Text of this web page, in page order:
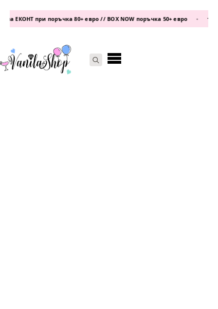
ЕКОНТ при поръчка 80+ евро // BOX NOW поръчка 50+ евро